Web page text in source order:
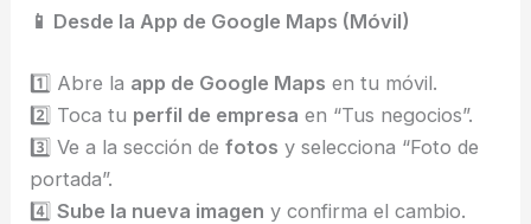
📱 Desde la App de Google Maps (Móvil)
1️⃣ Abre la app de Google Maps en tu móvil.
2️⃣ Toca tu perfil de empresa en “Tus negocios”.
3️⃣ Ve a la sección defotos y selecciona “Foto de
portada”.
4️⃣Sube la nueva imagen y confirma el cambio.